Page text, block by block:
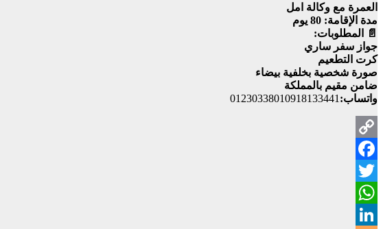
العمرة مع وكالة امل
مدة الإقامة: 80 يوم
📄 المطلوبات:
جواز سفر ساري
كرت التطعيم
صورة شخصية بخلفية بيضاء
ضامن مقيم بالمملكة
واتساب: 01230338010918133441
Copy
Link
Facebook
Twitter
WhatsApp